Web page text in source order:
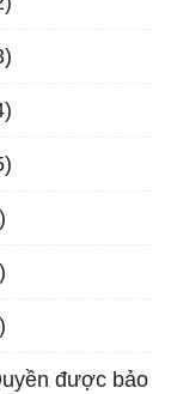
được bảo